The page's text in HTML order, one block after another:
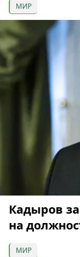
МИР
Кадыров
на
МИР